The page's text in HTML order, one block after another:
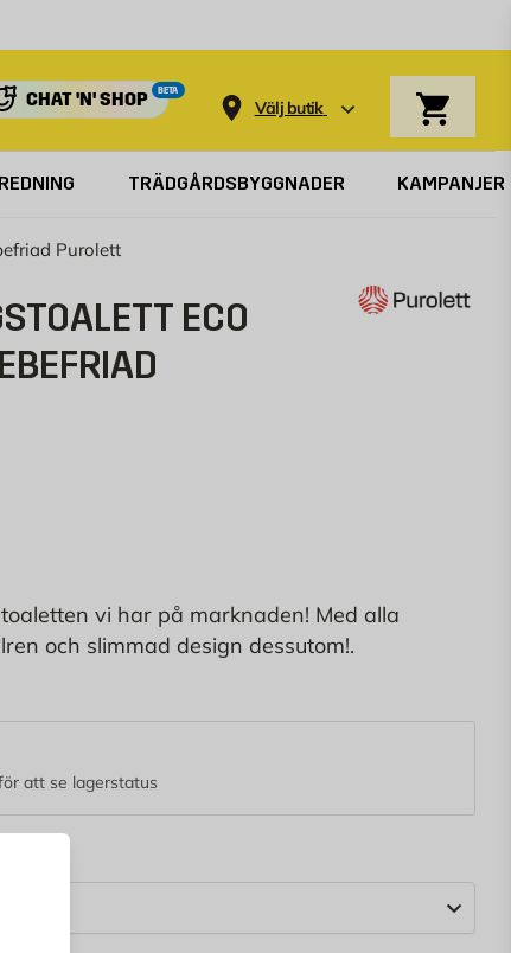
CHAT 'N' SHOP
BETA
Välj butik
TRÄDGÅRDSBYGGNADER KAMPANJER
Purolett
ECO
vi har på marknaden! Med alla
och slimmad design dessutom!.
på inluften som standard, perfekt för dig som
att se lagerstatus